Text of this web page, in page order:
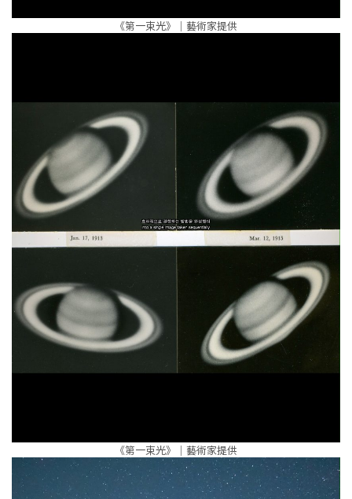
《第一束光》｜藝術家提供
《第一束光》｜藝術家提供